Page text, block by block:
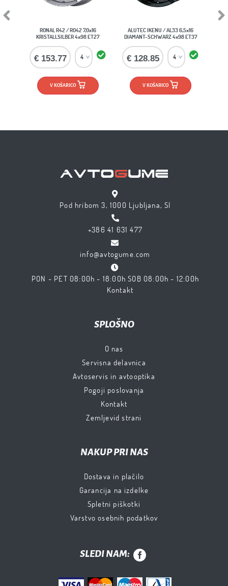
RONAL R42 / RO42 7,0x16
KRISTALLSILBER 4x98 ET27
€ 153.77
V KOŠARICO
ALUTEC IKENU / AL33 6,5x16
DIAMANT-SCHWARZ 4x98 ET37
€ 128.85
V KOŠARICO
Next
Pod hribom 3, 1000 Ljubljana, SI
+386 41 631 477
info@avtogume.com
PON - PET 08:00h - 18:00h SOB 08:00h - 12:00h
Kontakt
SPLOŠNO
O nas
Servisna delavnica
Avtoservis in avtooptika
Pogoji poslovanja
Kontakt
Zemljevid strani
NAKUP PRI NAS
Dostava in plačilo
Garancija na izdelke
Spletni piškotki
Varstvo osebnih podatkov
SLEDI NAM: